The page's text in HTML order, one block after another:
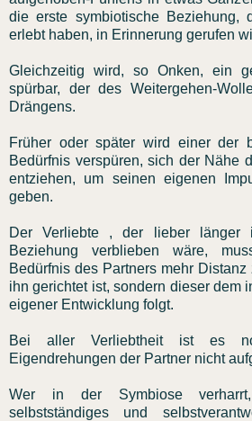
die erste symbiotische Beziehung,
erlebt haben, in Erinnerung gerufen
Gleichzeitig wird, so Onken, ein
spürbar, der des Weitergehen-
Drängens.
Früher oder später wird einer der
Bedürfnis verspüren, sich der Nähe
entziehen, um seinen eigenen
geben.
Der Verliebte , der lieber länger
Beziehung verblieben wäre,
Bedürfnis des Partners mehr
ihn gerichtet ist, sondern dieser dem
eigener Entwicklung folgt.
Bei aller Verliebtheit ist es
Eigendrehungen der Partner nicht
Wer in der Symbiose
selbstständiges und